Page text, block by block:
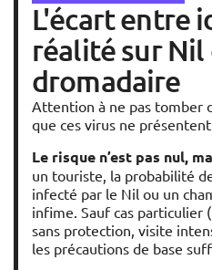
L'écart entre
réalité sur Nil
dromadaire
Attention à ne pas tomber
que ces virus ne
Le risque n’est pas nul,
un touriste, la probabilité
infecté par le Nil ou un
infime. Sauf cas particulier
sans protection, visite
les précautions de base